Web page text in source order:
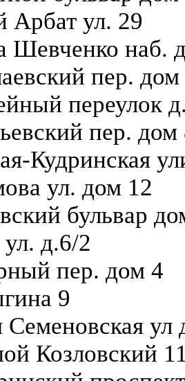
Арбат ул. 29
Шевченко наб.
пер. дом
переулок
пер. дом
Кудринская
ул. дом 12
бульвар
д.6/2
пер. дом 4
9
ул
Козловский